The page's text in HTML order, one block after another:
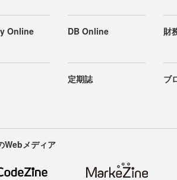
Online DB Online 財
定期誌 ブ
Webメディア